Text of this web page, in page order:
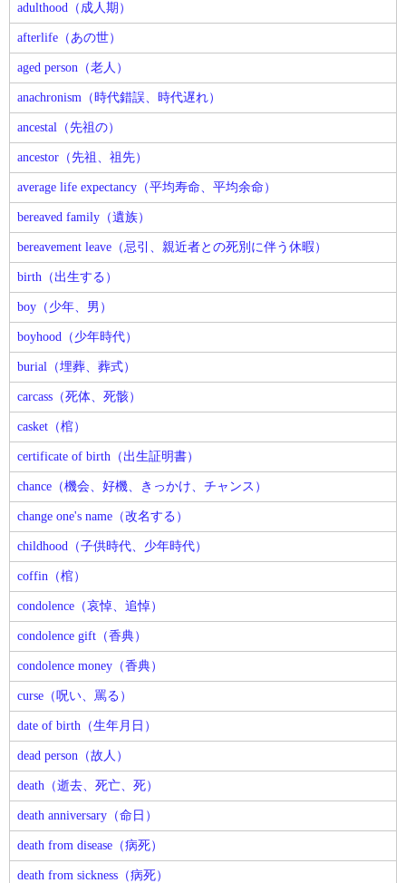
adulthood（成人期）
afterlife（あの世）
aged person（老人）
anachronism（時代錯誤、時代遅れ）
ancestal（先祖の）
ancestor（先祖、祖先）
average life expectancy（平均寿命、平均余命）
bereaved family（遺族）
bereavement leave（忌引、親近者との死別に伴う休暇）
birth（出生する）
boy（少年、男）
boyhood（少年時代）
burial（埋葬、葬式）
carcass（死体、死骸）
casket（棺）
certificate of birth（出生証明書）
chance（機会、好機、きっかけ、チャンス）
change one's name（改名する）
childhood（子供時代、少年時代）
coffin（棺）
condolence（哀悼、追悼）
condolence gift（香典）
condolence money（香典）
curse（呪い、罵る）
date of birth（生年月日）
dead person（故人）
death（逝去、死亡、死）
death anniversary（命日）
death from disease（病死）
death from sickness（病死）